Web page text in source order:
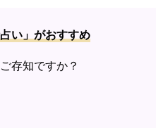
い」がおすすめ
存知ですか？